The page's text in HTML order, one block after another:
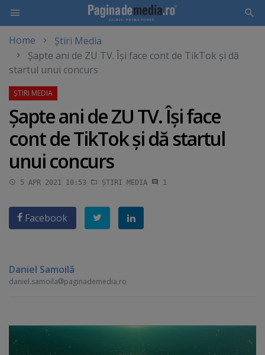
main
content
Home
Știri Media
Şapte ani de ZU TV. Îşi face cont de TikTok şi dă
startul unui concurs
Şapte ani de ZU TV. Îşi face
cont de TikTok şi dă startul
unui concurs
5 APR 2021 10:53 ȘTIRI MEDIA 1
Facebook
Daniel Samoilă
daniel.samoila paginademedia.ro